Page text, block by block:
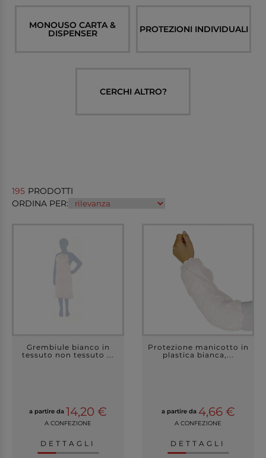
MONOUSO CARTA &
DISPENSER PROTEZIONI INDIVIDUALI
CERCHI ALTRO?
195 PRODOTTI
ORDINA PER:
Grembiule bianco in
tessuto non tessuto ...
a partire da 14,20 €
A CONFEZIONE
DETTAGLI
Protezione manicotto in
plastica bianca,...
a partire da 4,66 €
A CONFEZIONE
DETTAGLI